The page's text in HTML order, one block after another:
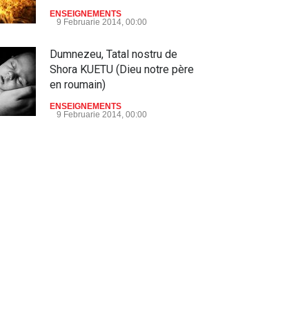
ENSEIGNEMENTS
9 Februarie 2014, 00:00
Dumnezeu, Tatal nostru de
Shora KUETU (Dieu notre père
en roumain)
ENSEIGNEMENTS
9 Februarie 2014, 00:00